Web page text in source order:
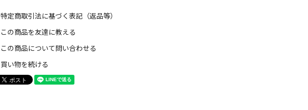
特定商取引法に基づく表記（返品等）
この商品を友達に教える
この商品について問い合わせる
買い物を続ける